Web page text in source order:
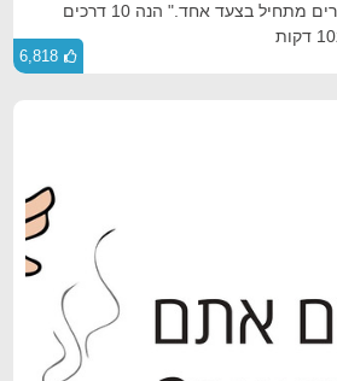
"גם מסע של אלף קילומטרים מתחיל בצעד אחד." הנה 10 דרכים
6,818